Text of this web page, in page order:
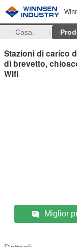
Casa.
Stazioni di carico
di brevetto,
Wifi
Miglior